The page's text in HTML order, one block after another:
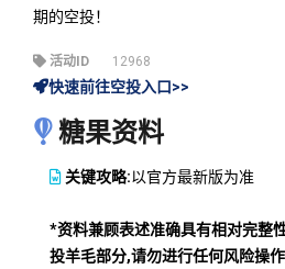
期的空投！
活动ID 12968
快速前往空投入口>>
糖果资料
关键攻略:以官方最新版为准
*资料兼顾表述准确具有相对完整
投羊毛部分,请勿进行任何风险操